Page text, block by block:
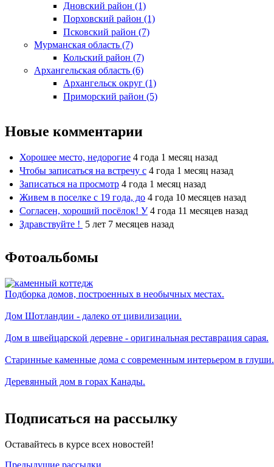
Дновский район (1)
Порховский район (1)
Псковский район (7)
Мурманская область (7)
Кольский район (7)
Архангельская область (6)
Архангельск округ (1)
Приморский район (5)
Новые комментарии
Хорошее место, недорогие 4 года 1 месяц назад
Чтобы записаться на встречу с 4 года 1 месяц назад
Записаться на просмотр 4 года 1 месяц назад
Живем в поселке с 19 года, до 4 года 10 месяцев назад
Согласен, хороший посёлок! У 4 года 11 месяцев назад
Здравствуйте ! 5 лет 7 месяцев назад
Фотоальбомы
Подборка домов, построенных в необычных местах.
Дом Шотландии - далеко от цивилизации.
Дом в швейцарской деревне - оригинальная реставрация сарая.
Старинные каменные дома с современным интерьером в глуши.
Деревянный дом в горах Канады.
Подписаться на рассылку
Оставайтесь в курсе всех новостей!
Предыдущие рассылки